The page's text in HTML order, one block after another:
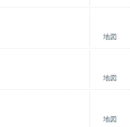
地図
地図
地図